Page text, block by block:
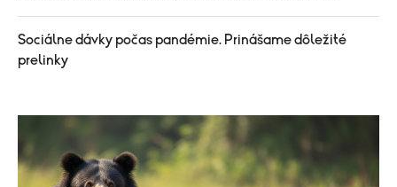
Sociálne dávky počas pandémie. Prinášame dôležité
prelinky